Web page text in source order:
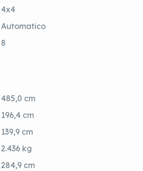
4x4
Automatico
8
485,0 cm
196,4 cm
139,9 cm
2.436 kg
284,9 cm